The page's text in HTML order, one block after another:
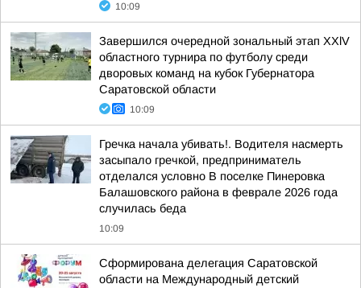
10:09
Завершился очередной зональный этап XXlV
областного турнира по футболу среди
дворовых команд на кубок Губернатора
Саратовской области
10:09
Гречка начала убивать!. Водителя насмерть
засыпало гречкой, предприниматель
отделался условно В поселке Пинеровка
Балашовского района в феврале 2026 года
случилась беда
10:09
Сформирована делегация Саратовской
области на Международный детский